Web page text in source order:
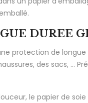
DUREE
protection de
des sacs, …
le papier de